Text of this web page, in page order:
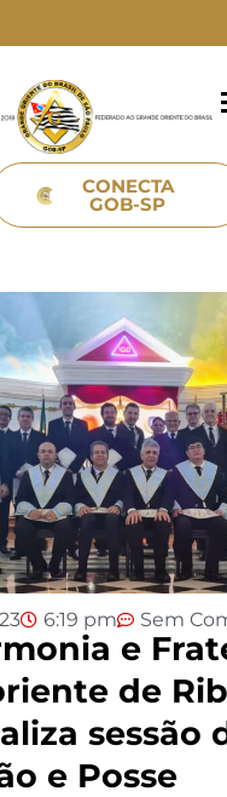
CONECTA
GOB-SP
6:19 pm Sem
e
de
sessão
e Posse